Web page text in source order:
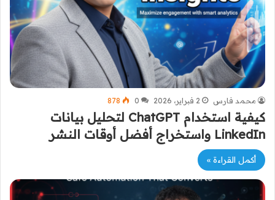
محمد فارس 2 فبراير، 2026 0
878
كيفية استخدام ChatGPT لتحليل بيانات
LinkedIn واستخراج أفضل أوقات النشر
أكمل القراءة »